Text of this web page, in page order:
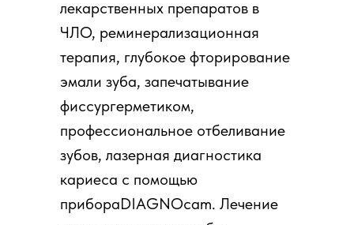
лекарственных препаратов в
ЧЛО, реминерализационная
терапия, глубокое фторирование
эмали зуба, запечатывание
фиссургерметиком,
профессиональное отбеливание
зубов, лазерная диагностика
кариеса с помощью
прибораDIAGNOcam. Лечение